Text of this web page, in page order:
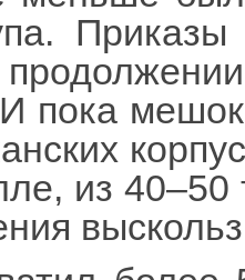
пока
из 40–50